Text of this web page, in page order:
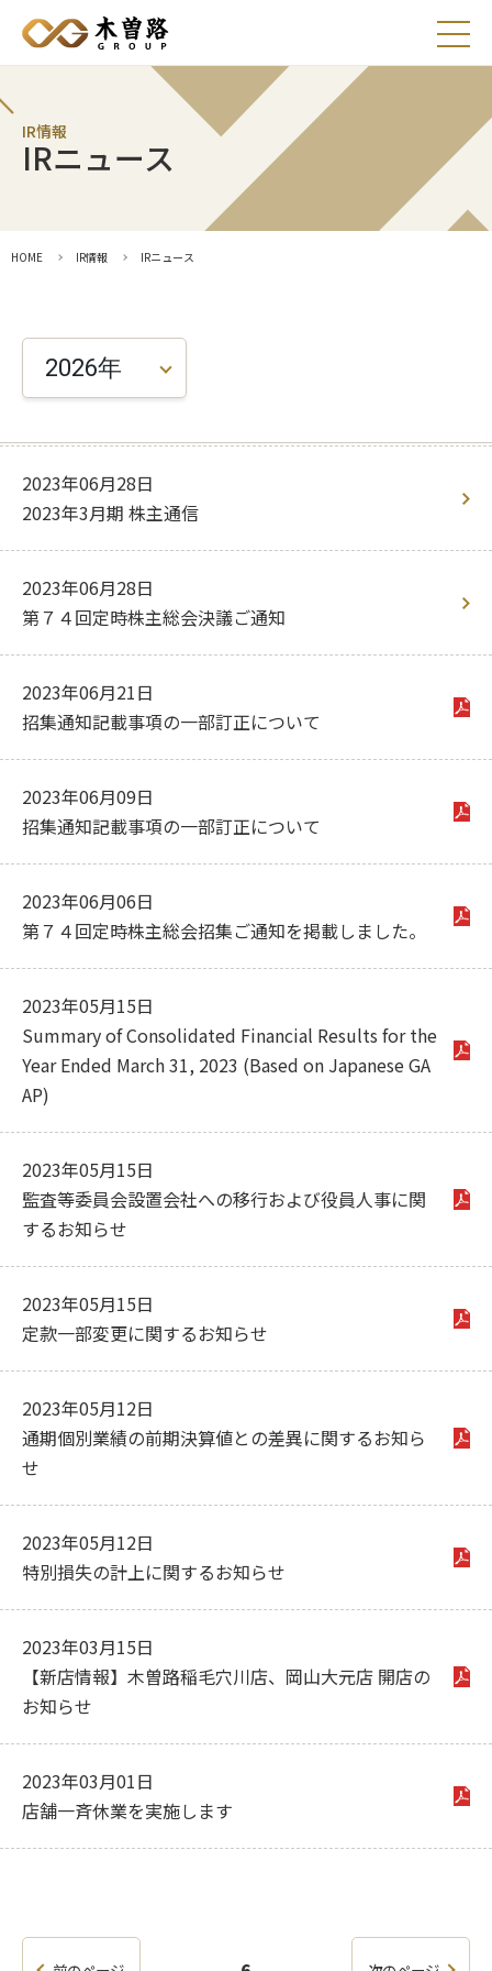
マルチステークホルダー方針
お問い合わせ
サイトマップ
IR情報
IRニュース
HOME IR情報 IRニュース
2026年
2023年06月28日
2023年3月期 株主通信
2023年06月28日
第７４回定時株主総会決議ご通知
2023年06月21日
招集通知記載事項の一部訂正について
2023年06月09日
招集通知記載事項の一部訂正について
2023年06月06日
第７４回定時株主総会招集ご通知を掲載しました。
2023年05月15日
Summary of Consolidated Financial Results for the
Year Ended March 31, 2023 (Based on Japanese GA
AP)
2023年05月15日
監査等委員会設置会社への移行および役員人事に関
するお知らせ
2023年05月15日
定款一部変更に関するお知らせ
2023年05月12日
通期個別業績の前期決算値との差異に関するお知ら
せ
2023年05月12日
特別損失の計上に関するお知らせ
2023年03月15日
【新店情報】木曽路稲毛穴川店、岡山大元店 開店の
お知らせ
2023年03月01日
店舗一斉休業を実施します